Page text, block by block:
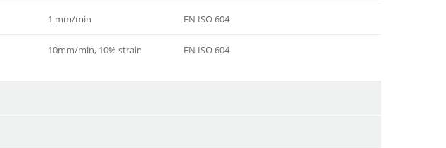
1 mm/min EN ISO 604
10mm/min, 10% strain EN ISO 604